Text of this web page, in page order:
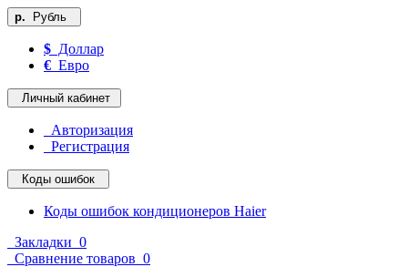
р. Рубль
$ Доллар
€ Евро
Личный кабинет
Авторизация
Регистрация
Коды ошибок
Коды ошибок кондиционеров Haier
Закладки 0
Сравнение товаров 0